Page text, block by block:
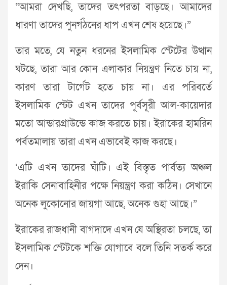
“আমরা দেখছি, তাদের তৎপরতা বাড়ছে। আমাদের
ধারণা তাদের পুনর্গঠনের ধাপ এখন শেষ হয়েছে।”
তার মতে, যে নতুন ধরনের ইসলামিক স্টেটের উত্থান
ঘটছে, তারা আর কোন এলাকার নিয়ন্ত্রণ নিতে চায় না,
কারণ তারা টার্গেট হতে চায় না। এর পরিবর্তে
ইসলামিক স্টেট এখন তাদের পূর্বসূরী আল-কায়েদার
মতো আন্ডারগ্রাউন্ডে কাজ করতে চায়। ইরাকের হামরিন
পর্বতমালায় তারা এখন এভাবেই কাজ করছে।
‘এটি এখন তাদের ঘাঁটি। এই বিস্তৃত পার্বত্য অঞ্চল
ইরাকি সেনাবাহিনীর পক্ষে নিয়ন্ত্রণ করা কঠিন। সেখানে
অনেক লুকোনোর জায়গা আছে, অনেক গুহা আছে।”
ইরাকের রাজধানী বাগদাদে এখন যে অস্থিরতা চলছে, তা
ইসলামিক স্টেটকে শক্তি যোগাবে বলে তিনি সতর্ক করে
দেন।